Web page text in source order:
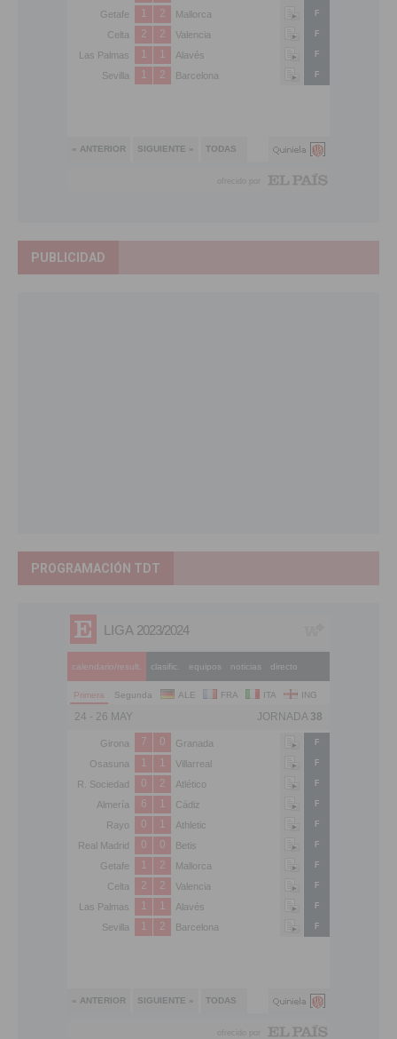
PUBLICIDAD
PROGRAMACIÓN TDT